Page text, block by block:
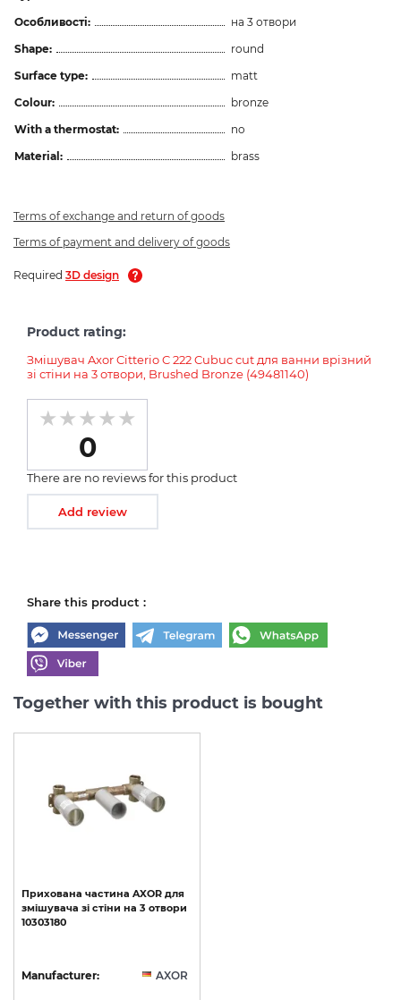
Особливості:
на 3 отвори
Shape:
round
Surface type:
matt
Colour:
bronze
With a thermostat:
no
Material:
brass
Terms of exchange and return of goods
Terms of payment and delivery of goods
Required 3D design
Product rating:
Змішувач Axor Citterio C 222 Cubuc cut для ванни врізний
зі стіни на 3 отвори, Brushed Bronze (49481140)
0
There are no reviews for this product
Add review
Share this product :
Together with this product is bought
Прихована частина AXOR для
змішувача зі стіни на 3 отвори
10303180
Manufacturer: AXOR